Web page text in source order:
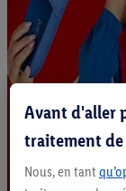
Avant d'aller
traitement de
Nous, en tant